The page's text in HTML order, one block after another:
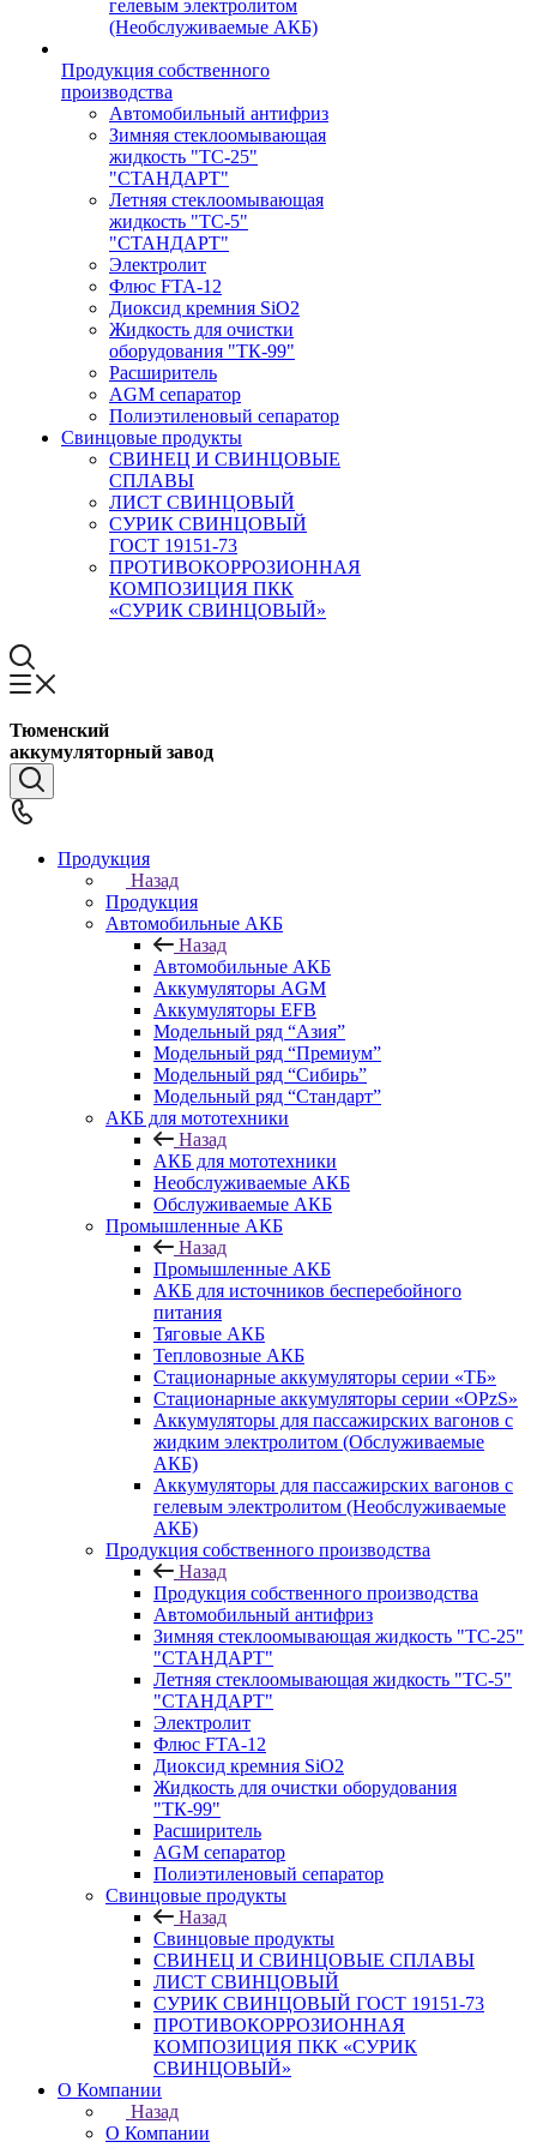
гелевым электролитом
(Необслуживаемые АКБ)
Продукция собственного
производства
Автомобильный антифриз
Зимняя стеклоомывающая
жидкость "ТС-25"
"СТАНДАРТ"
Летняя стеклоомывающая
жидкость "ТС-5"
"СТАНДАРТ"
Электролит
Флюс FTA-12
Диоксид кремния SiO2
Жидкость для очистки
оборудования "ТК-99"
Расширитель
AGM сепаратор
Полиэтиленовый сепаратор
Свинцовые продукты
СВИНЕЦ И СВИНЦОВЫЕ
СПЛАВЫ
ЛИСТ СВИНЦОВЫЙ
СУРИК СВИНЦОВЫЙ
ГОСТ 19151-73
ПРОТИВОКОРРОЗИОННАЯ
КОМПОЗИЦИЯ ПКК
«СУРИК СВИНЦОВЫЙ»
Тюменский
аккумуляторный завод
Продукция
Назад
Продукция
Автомобильные АКБ
Назад
Автомобильные АКБ
Аккумуляторы AGM
Аккумуляторы EFB
Модельный ряд “Азия”
Модельный ряд “Премиум”
Модельный ряд “Сибирь”
Модельный ряд “Стандарт”
АКБ для мототехники
Назад
АКБ для мототехники
Необслуживаемые АКБ
Обслуживаемые АКБ
Промышленные АКБ
Назад
Промышленные АКБ
АКБ для источников бесперебойного
питания
Тяговые АКБ
Тепловозные АКБ
Стационарные аккумуляторы серии «ТБ»
Стационарные аккумуляторы серии «OPzS»
Аккумуляторы для пассажирских вагонов с
жидким электролитом (Обслуживаемые
АКБ)
Аккумуляторы для пассажирских вагонов с
гелевым электролитом (Необслуживаемые
АКБ)
Продукция собственного производства
Назад
Продукция собственного производства
Автомобильный антифриз
Зимняя стеклоомывающая жидкость "ТС-25"
"СТАНДАРТ"
Летняя стеклоомывающая жидкость "ТС-5"
"СТАНДАРТ"
Электролит
Флюс FTA-12
Диоксид кремния SiO2
Жидкость для очистки оборудования
"ТК-99"
Расширитель
AGM сепаратор
Полиэтиленовый сепаратор
Свинцовые продукты
Назад
Свинцовые продукты
СВИНЕЦ И СВИНЦОВЫЕ СПЛАВЫ
ЛИСТ СВИНЦОВЫЙ
СУРИК СВИНЦОВЫЙ ГОСТ 19151-73
ПРОТИВОКОРРОЗИОННАЯ
КОМПОЗИЦИЯ ПКК «СУРИК
СВИНЦОВЫЙ»
О Компании
Назад
О Компании